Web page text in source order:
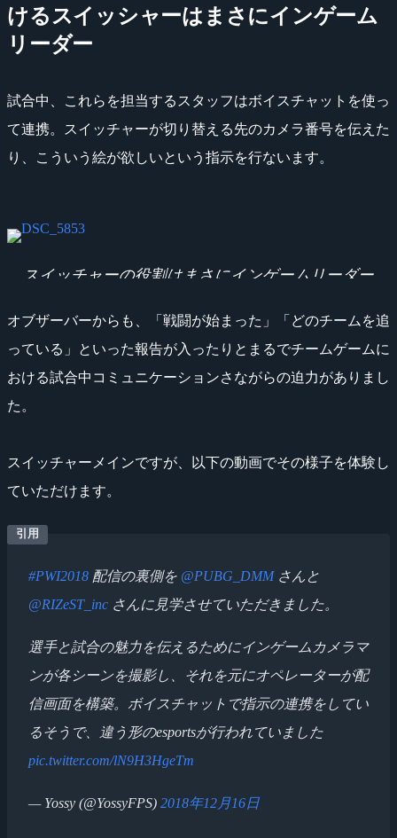
けるスイッシャーはまさにインゲーム
リーダー
試合中、これらを担当するスタッフはボイスチャットを使っ
て連携。スイッチャーが切り替える先のカメラ番号を伝えた
り、こういう絵が欲しいという指示を行ないます。
スイッチャーの役割はまさにインゲームリーダー
オブザーバーからも、「戦闘が始まった」「どのチームを追
っている」といった報告が入ったりとまるでチームゲームに
おける試合中コミュニケーションさながらの迫力がありまし
た。
スイッチャーメインですが、以下の動画でその様子を体験し
ていただけます。
#PWI2018 配信の裏側を @PUBG_DMMさんと
@RIZeST_inc さんに見学させていただきました。
選手と試合の魅力を伝えるためにインゲームカメラマ
ンが各シーンを撮影し、それを元にオペレーターが配
信画面を構築。ボイスチャットで指示の連携をしてい
るそうで、違う形のesportsが行われていました
pic.twitter.com/lN9H3HgeTm
— Yossy (@YossyFPS) 2018年12月16日